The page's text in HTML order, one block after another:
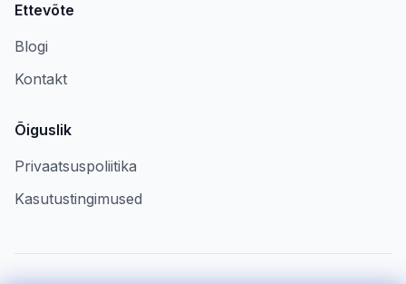
Ettevõte
Blogi
Kontakt
Õiguslik
Privaatsuspoliitika
Kasutustingimused